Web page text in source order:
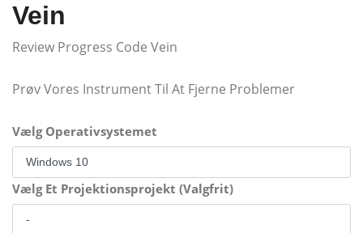
Vein
Review Progress Code Vein
Prøv Vores Instrument Til At Fjerne Problemer
Vælg Operativsystemet
Vælg Et Projektionsprojekt (Valgfrit)